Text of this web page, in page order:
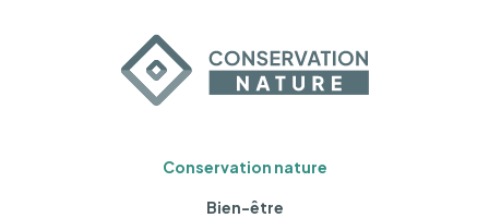
Conservation nature
Bien-être